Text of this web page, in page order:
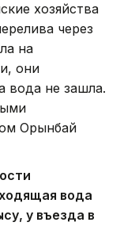
хозяйства
через
на
они
вода не зашла.
Орынбай
вода
у въезда в